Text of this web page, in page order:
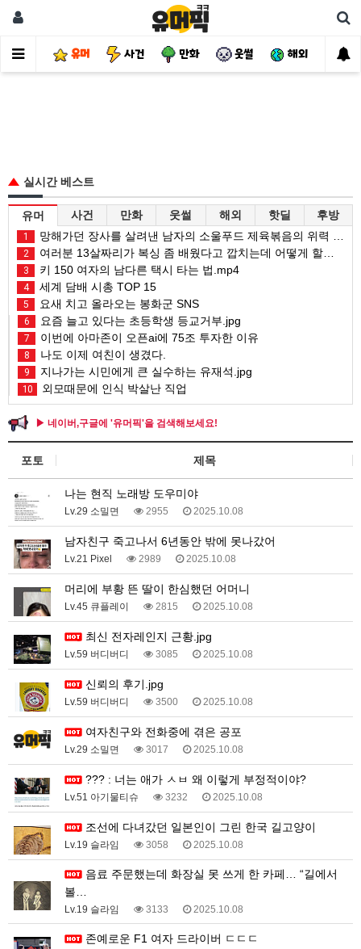
유머 사건 만화 웃썰 해외 핫
실시간 베스트
유머 사건 만화 웃썰 해외 핫딜 후방
1 망해가던 장사를 살려낸 남자의 소울푸드 제육볶음의 위력 ㅋㅋ
2 여러분 13살짜리가 복싱 좀 배웠다고 깝치는데 어떻게 할까요?
3 키 150 여자의 남다른 택시 타는 법.mp4
4 세계 담배 시총 TOP 15
5 요새 치고 올라오는 봉화군 SNS
6 요즘 늘고 있다는 초등학생 등교거부.jpg
7 이번에 아마존이 오픈ai에 75조 투자한 이유
8 나도 이제 여친이 생겼다.
9 지나가는 시민에게 큰 실수하는 유재석.jpg
10 외모때문에 인식 박살난 직업
▶ 네이버,구글에 '유머픽'을 검색해보세요!
포토 제목
나는 현직 노래방 도우미야
Lv.29 소밀면 2955 2025.10.08
남자친구 죽고나서 6년동안 밖에 못나갔어
Lv.21 Pixel 2989 2025.10.08
머리에 부황 뜬 딸이 한심했던 어머니
Lv.45 큐플레이 2815 2025.10.08
최신 전자레인지 근황.jpg
Lv.59 버디버디 3085 2025.10.08
신뢰의 후기.jpg
Lv.59 버디버디 3500 2025.10.08
여자친구와 전화중에 겪은 공포
Lv.29 소밀면 3017 2025.10.08
??? : 너는 애가 ㅅㅂ 왜 이렇게 부정적이야?
Lv.51 아기물티슈 3232 2025.10.08
조선에 다녀갔던 일본인이 그린 한국 길고양이
Lv.19 슬라임 3058 2025.10.08
볼…
Lv.19 슬라임 3133 2025.10.08
존예로운 F1 여자 드라이버 ㄷㄷㄷ